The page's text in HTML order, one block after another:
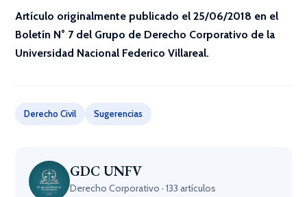
Artículo originalmente publicado el 25/06/2018 en el
Boletín N° 7 del Grupo de Derecho Corporativo de la
Universidad Nacional Federico Villareal.
Derecho Civil Sugerencias
GDC UNFV
Derecho Corporativo · 133 artículos